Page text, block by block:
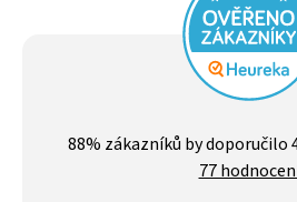
je
88% zákazníků by doporučilo
77